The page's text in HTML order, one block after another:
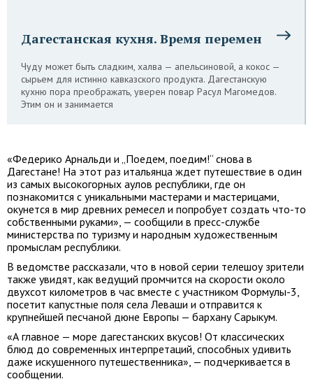
Дагестанская кухня. Время перемен
Чуду может быть сладким, халва — апельсиновой, а кокос —
сырьем для истинно кавказского продукта. Дагестанскую
кухню пора преображать, уверен повар Расул Магомедов.
Этим он и занимается
«Федерико Арнальди и „Поедем, поедим!“ снова в
Дагестане! На этот раз итальянца ждет путешествие в один
из самых высокогорных аулов республики, где он
познакомится с уникальными мастерами и мастерицами,
окунется в мир древних ремесел и попробует создать что-то
собственными руками», — сообщили в пресс-службе
министерства по туризму и народным художественным
промыслам республики.
В ведомстве рассказали, что в новой серии телешоу зрители
также увидят, как ведущий промчится на скорости около
двухсот километров в час вместе с участником Формулы-3,
посетит капустные поля села Леваши и отправится к
крупнейшей песчаной дюне Европы — бархану Сарыкум.
«А главное — море дагестанских вкусов! От классических
блюд до современных интерпретаций, способных удивить
даже искушенного путешественника», — подчеркивается в
сообщении.